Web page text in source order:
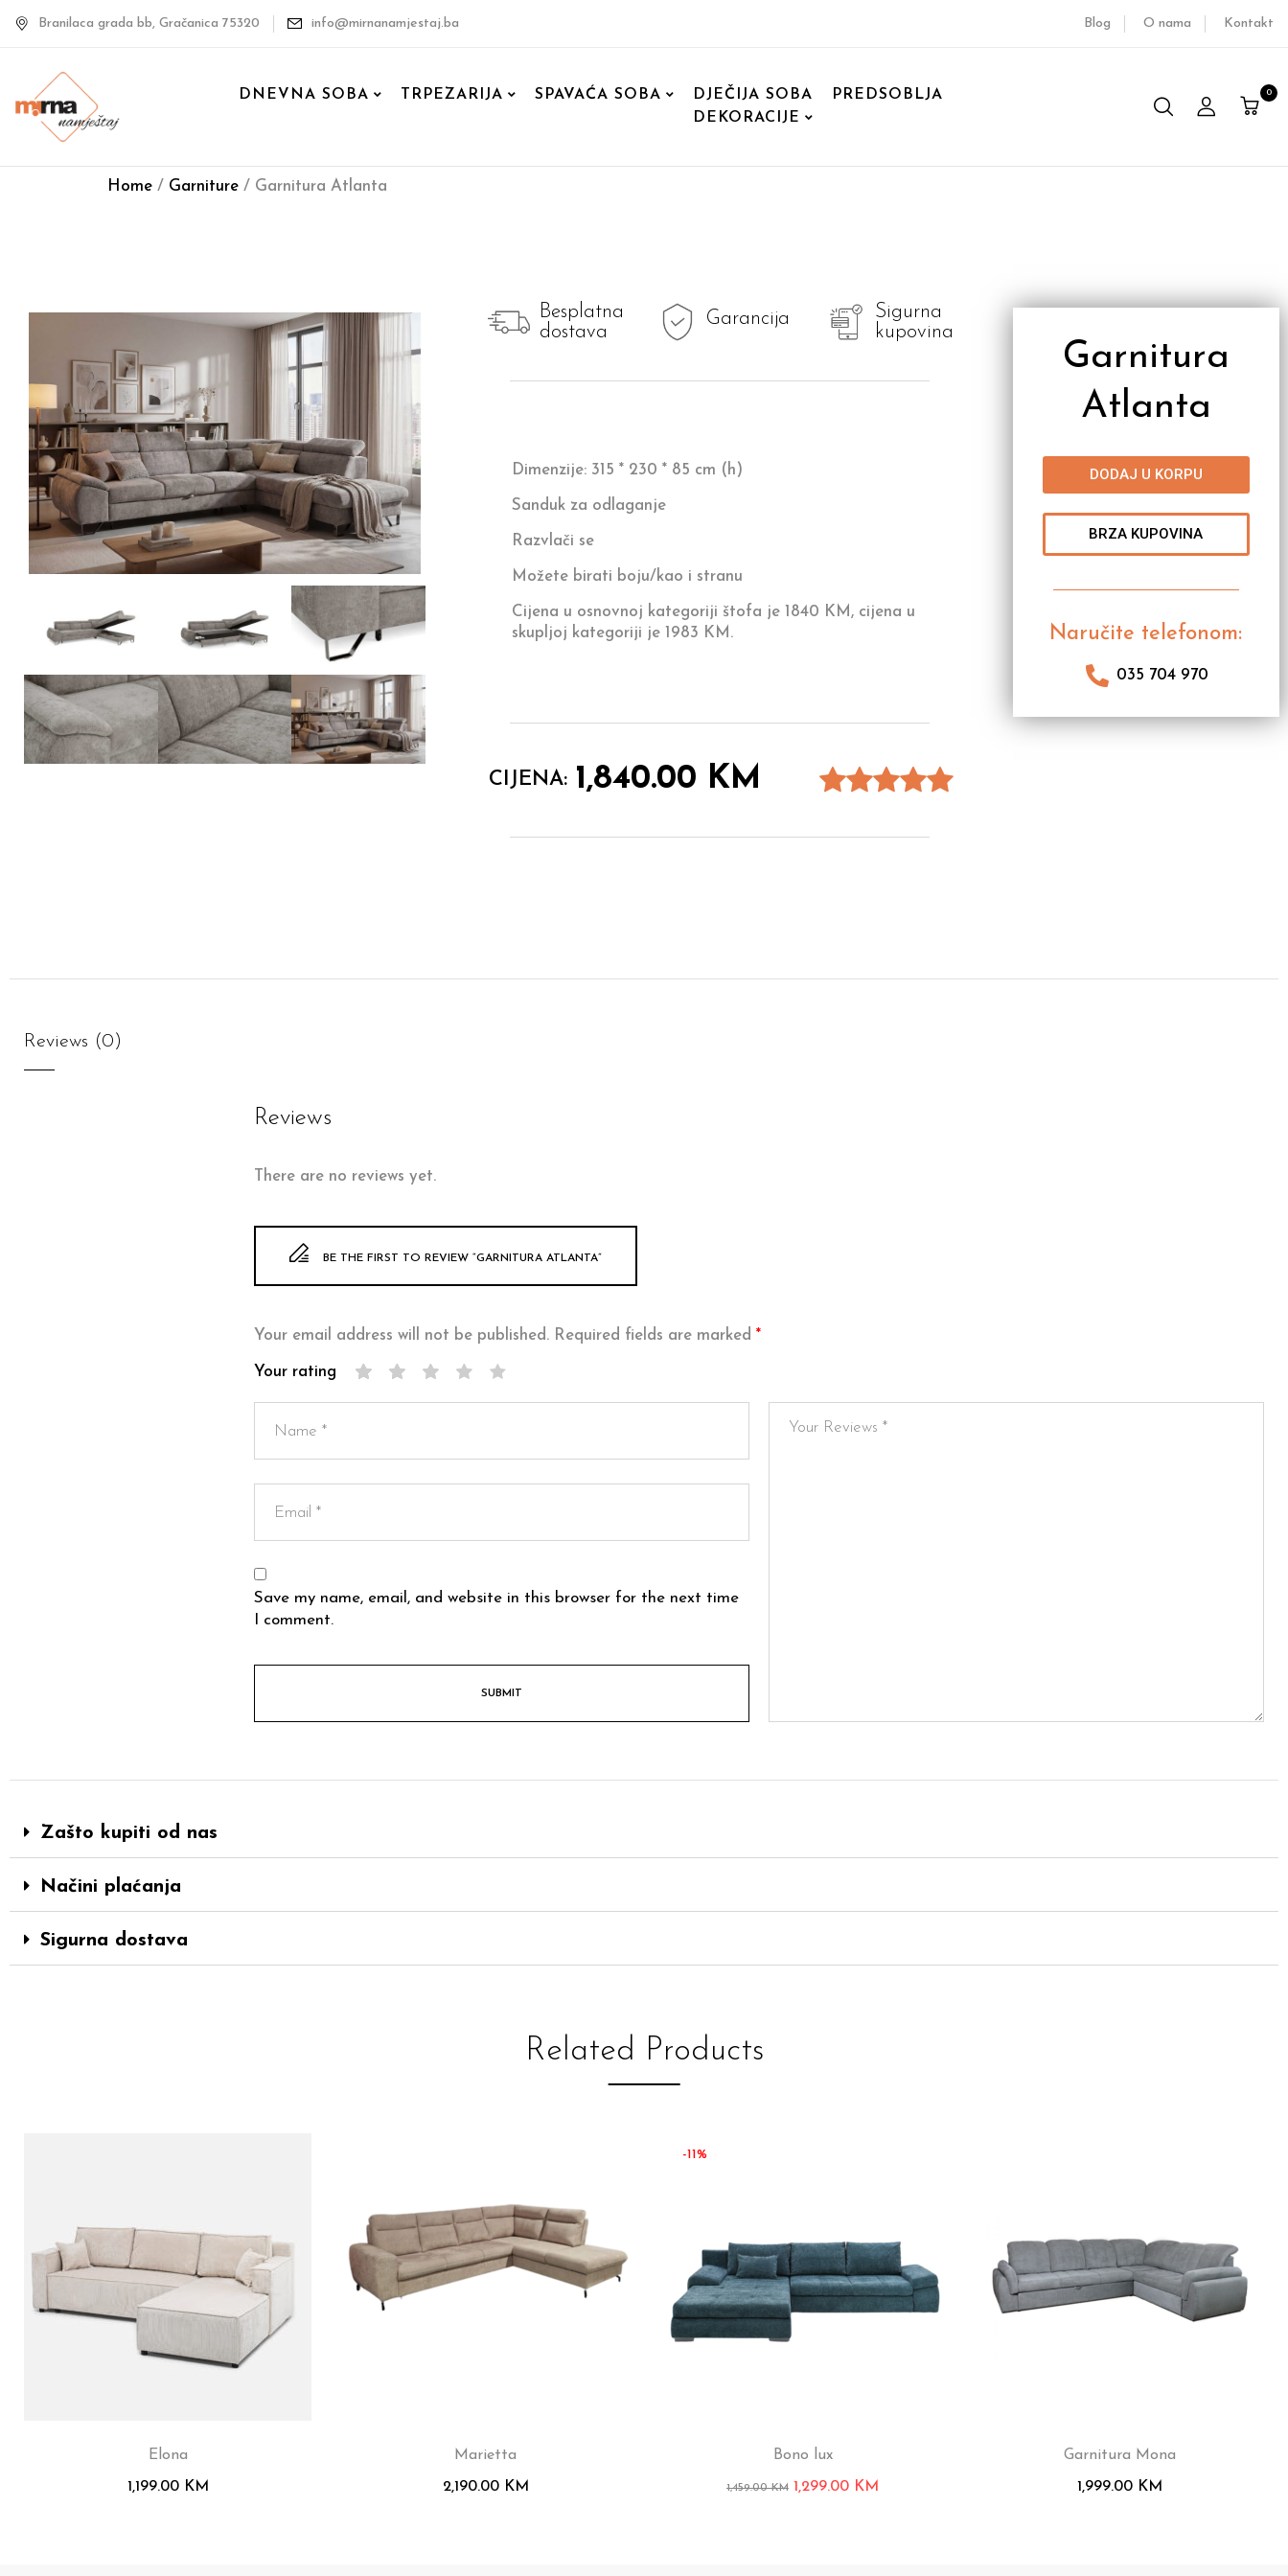
Branilaca grada bb, Gračanica 75320 info@mirnanamjestaj.ba Blog O nama Kontakt
DNEVNA SOBA TRPEZARIJA SPAVAĆA SOBA DJEČIJA SOBA
PREDSOBLJA
DEKORACIJE
0
Home / Garniture / Garnitura Atlanta
Besplatna
dostava
Garancija
Sigurna
kupovina
Dimenzije: 315 * 230 * 85 cm (h)
Sanduk za odlaganje
Razvlači se
Možete birati boju/kao i stranu
Cijena u osnovnoj kategoriji štofa je 1840 KM, cijena u
skupljoj kategoriji je 1983 KM.
CIJENA: 1,840.00 KM
Garnitura
Atlanta
DODAJ U KORPU
BRZA KUPOVINA
Naručite telefonom:
035 704 970
Reviews (0)
Reviews
There are no reviews yet.
BE THE FIRST TO REVIEW “GARNITURA ATLANTA”
Your email address will not be published. Required fields are marked *
Your rating
Save my name, email, and website in this browser for the next time
I comment.
Zašto kupiti od nas
Načini plaćanja
Sigurna dostava
Related Products
Elona
1,199.00 KM
Marietta
2,190.00 KM
-11%
Bono lux
1,459.00KM 1,299.00 KM
Garnitura Mona
1,999.00 KM